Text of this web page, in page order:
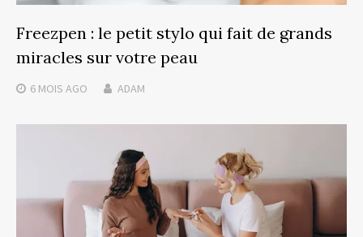
Freezpen : le petit stylo qui fait de grands
miracles sur votre peau
6 MOIS AGO ADAM